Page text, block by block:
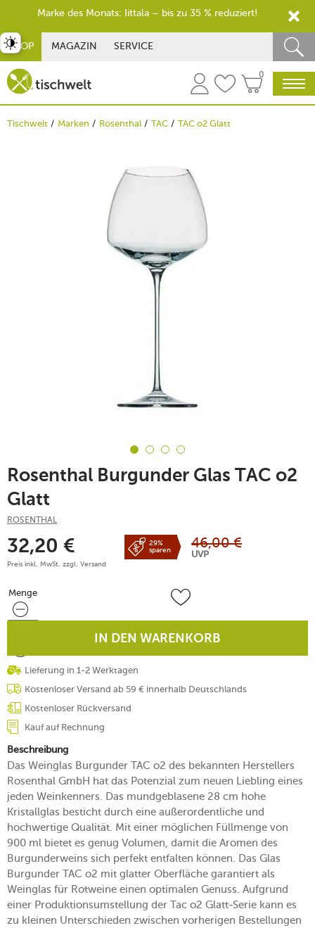
SHOP MAGAZIN SERVICE
0
Tischwelt Marken Rosenthal TAC TAC o2 Glatt
Rosenthal Burgunder Glas TAC o2
Glatt
ROSENTHAL
32,20 €
Preis inkl. MwSt. zzgl. Versand
29%
sparen
46,00 €
UVP
Menge
Menge
IN DEN WARENKORB
Lieferung in 1-2 Werktagen
Kostenloser Versand ab 59 € innerhalb Deutschlands
Kostenloser Rückversand
Kauf auf Rechnung
Beschreibung
Das Weinglas Burgunder TAC o2 des bekannten Herstellers
Rosenthal GmbH hat das Potenzial zum neuen Liebling eines
jeden Weinkenners. Das mundgeblasene 28 cm hohe
Kristallglas besticht durch eine außerordentliche und
hochwertige Qualität. Mit einer möglichen Füllmenge von
900 ml bietet es genug Volumen, damit die Aromen des
Burgunderweins sich perfekt entfalten können. Das Glas
Burgunder TAC o2 mit glatter Oberfläche garantiert als
Weinglas für Rotweine einen optimalen Genuss. Aufgrund
einer Produktionsumstellung der Tac o2 Glatt-Serie kann es
zu kleinen Unterschieden zwischen vorherigen Bestellungen
umschalten
Marke des Monats: Iittala – bis zu 35 % reduziert!